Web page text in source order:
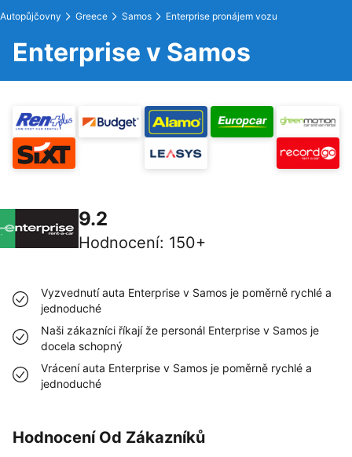
Autopůjčovny Greece Samos Enterprise pronájem vozu
Enterprise v Samos
9.2
Hodnocení: 150+
Vyzvednutí auta Enterprise v Samos je poměrně rychlé a
jednoduché
Naši zákazníci říkají že personál Enterprise v Samos je
docela schopný
Vrácení auta Enterprise v Samos je poměrně rychlé a
jednoduché
Hodnocení Od Zákazníků